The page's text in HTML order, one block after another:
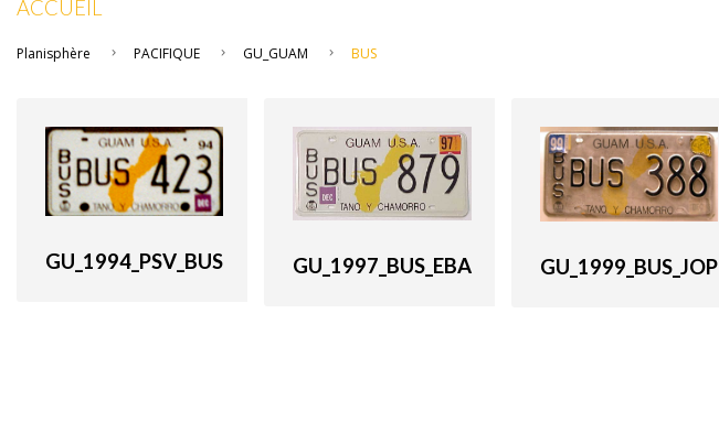
ACCUEIL
Planisphère PACIFIQUE GU_GUAM BUS
GU_1994_PSV_BUS GU_1997_BUS_EBA GU_1999_BUS_JOP